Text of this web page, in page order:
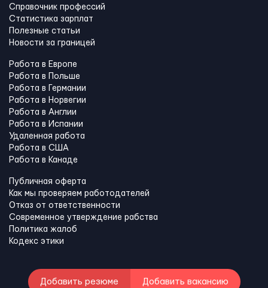
Справочник профессий
Статистика зарплат
Полезные статьи
Новости за границей
Работа в Европе
Работа в Польше
Работа в Германии
Работа в Норвегии
Работа в Англии
Работа в Испании
Удаленная работа
Работа в США
Работа в Канадe
Публичная оферта
Как мы проверяем работодателей
Отказ от ответственности
Современное утверждение рабства
Политика жалоб
Кодекс этики
Добавить резюме Добавить вакансию